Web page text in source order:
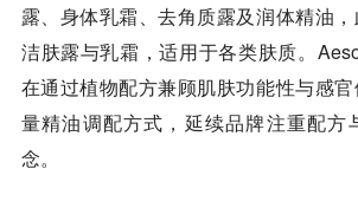
露、身体乳霜、去角质露及润体精油
洁肤露与乳霜，适用于各类肤质。
在通过植物配方兼顾肌肤功能性与感
量精油调配方式，延续品牌注重配方
念。